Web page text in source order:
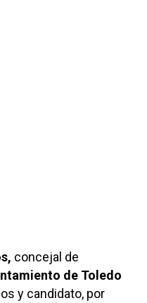
concejal de
de Toledo
y candidato, por